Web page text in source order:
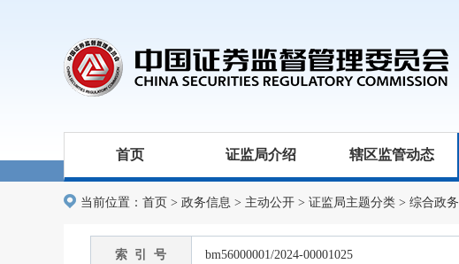
首页 证监局介绍 辖区监管动态
当前位置： 首页 > 政务信息 > 主动公开 > 证监局主题分类 > 综合政务
索 引 号 bm56000001/2024-00001025